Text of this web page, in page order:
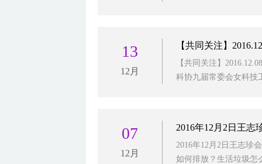
13
12月
【共同关注】
【共同关注】
科协九届常委会女科技
07
12月
2016年12月2日王志
2016年12月2日王志珍
如何排放？生活垃圾怎